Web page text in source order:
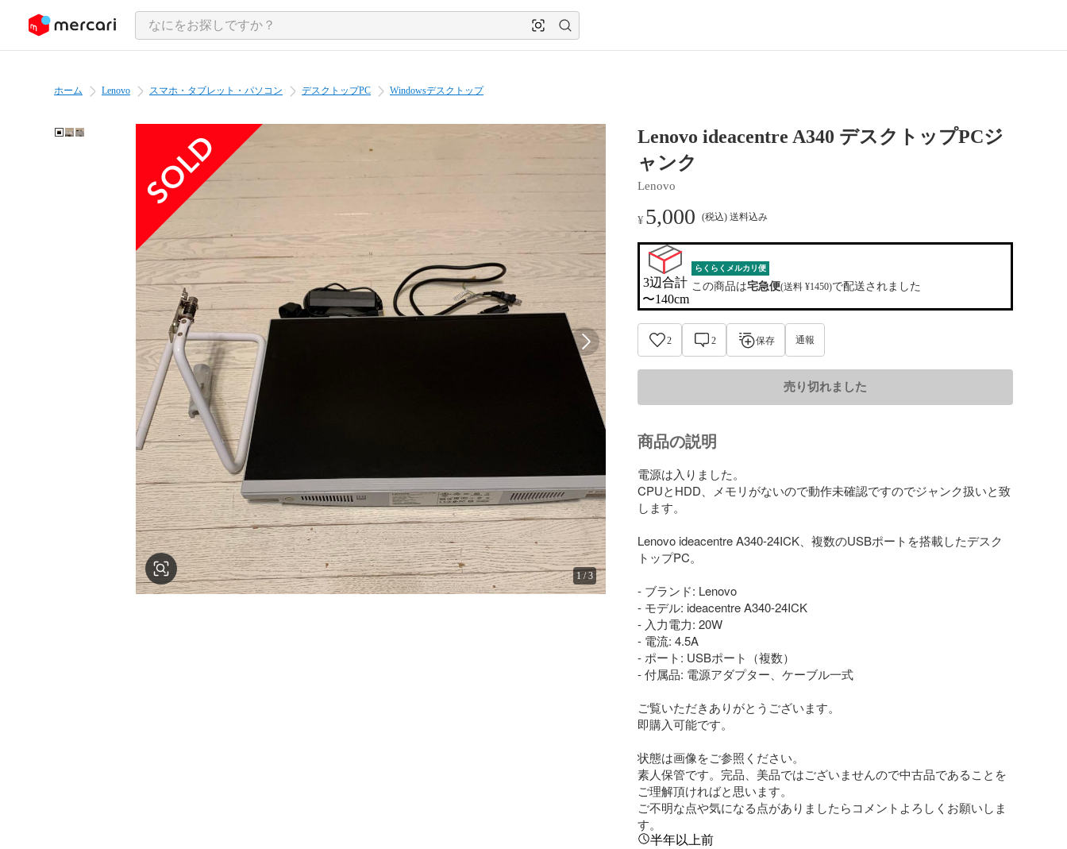
ツにスキップ
ホーム Lenovo スマホ・タブレット・パソコン デスクトップPC Windowsデスクトップ
1/3
Lenovo ideacentre A340 デスクトップPCジ
ャンク
Lenovo
¥ 5,000 (税込) 送料込み
3辺合計
〜140cm
らくらくメルカリ便
この商品は宅急便(送料 ¥1450)で配送されました
2 2 保存 通報
売り切れました
商品の説明
電源は入りました。
CPUとHDD、メモリがないので動作未確認ですのでジャンク扱いと致
します。
Lenovo ideacentre A340-24ICK、複数のUSBポートを搭載したデスク
トップPC。
- ブランド: Lenovo
- モデル: ideacentre A340-24ICK
- 入力電力: 20W
- 電流: 4.5A
- ポート: USBポート（複数）
- 付属品: 電源アダプター、ケーブル一式
ご覧いただきありがとうございます。
即購入可能です。
状態は画像をご参照ください。
素人保管です。完品、美品ではございませんので中古品であることを
ご理解頂ければと思います。
ご不明な点や気になる点がありましたらコメントよろしくお願いしま
す。
半年以上前